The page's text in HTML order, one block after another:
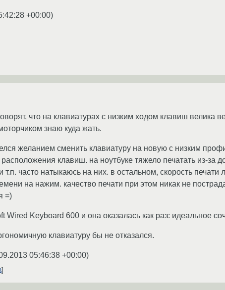
+00:00)
что на клавиатурах с низким ходом клавиш велика
знаю куда жать.
желанием сменить клавиатуру на новую с низким
расположения клавиш. на ноутбуке тяжело печатать из-за
т.п. часто натыкаюсь на них. в остальном, скорость
на нажим. качество печати при этом никак не
=)
Wired Keyboard 600 и она оказалась как раз: идеальное
клавиатуру бы не отказался.
05:46:38 +00:00)